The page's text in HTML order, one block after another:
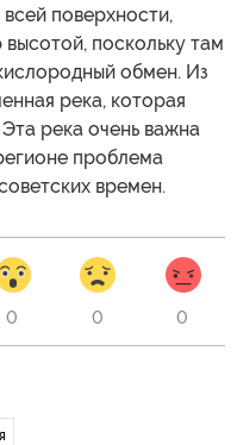
поверхности,
поскольку там
обмен. Из
река, которая
река очень важна
проблема
времен.
0 0 0